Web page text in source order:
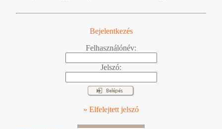
Bejelentkezés
Felhasználónév:
Jelszó:
» Elfelejtett jelszó